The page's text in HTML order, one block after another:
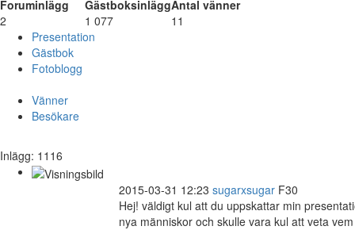
Foruminlägg
GästboksinläggAntal vänner
2
1 077
11
Presentation
Gästbok
Fotoblogg
Vänner
Besökare
Inlägg: 1116
2015-03-31 12:23 sugarxsugar F30
Hej! väldigt kul att du uppskattar min
nya människor och skulle vara kul att veta